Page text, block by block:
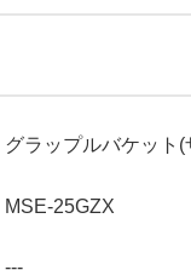
グラップルバケット(
MSE-25GZX